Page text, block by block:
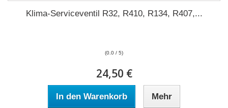
Klima-Serviceventil R32, R410, R134, R407,...
(0.0 / 5)
24,50 €
In den Warenkorb Mehr